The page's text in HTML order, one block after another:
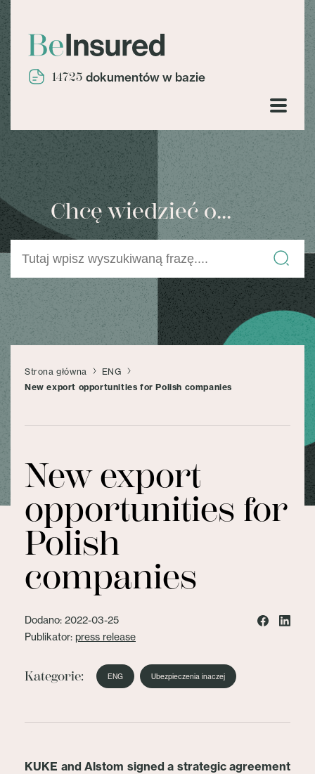
14725 dokumentów w bazie
Chcę wiedzieć o...
Strona główna
ENG
New export opportunities for Polish companies
New export
opportunities for
Polish
companies
Dodano: 2022-03-25
Publikator: press release
Kategorie: ENG Ubezpieczenia inaczej
KUKE and Alstom signed a strategic agreement